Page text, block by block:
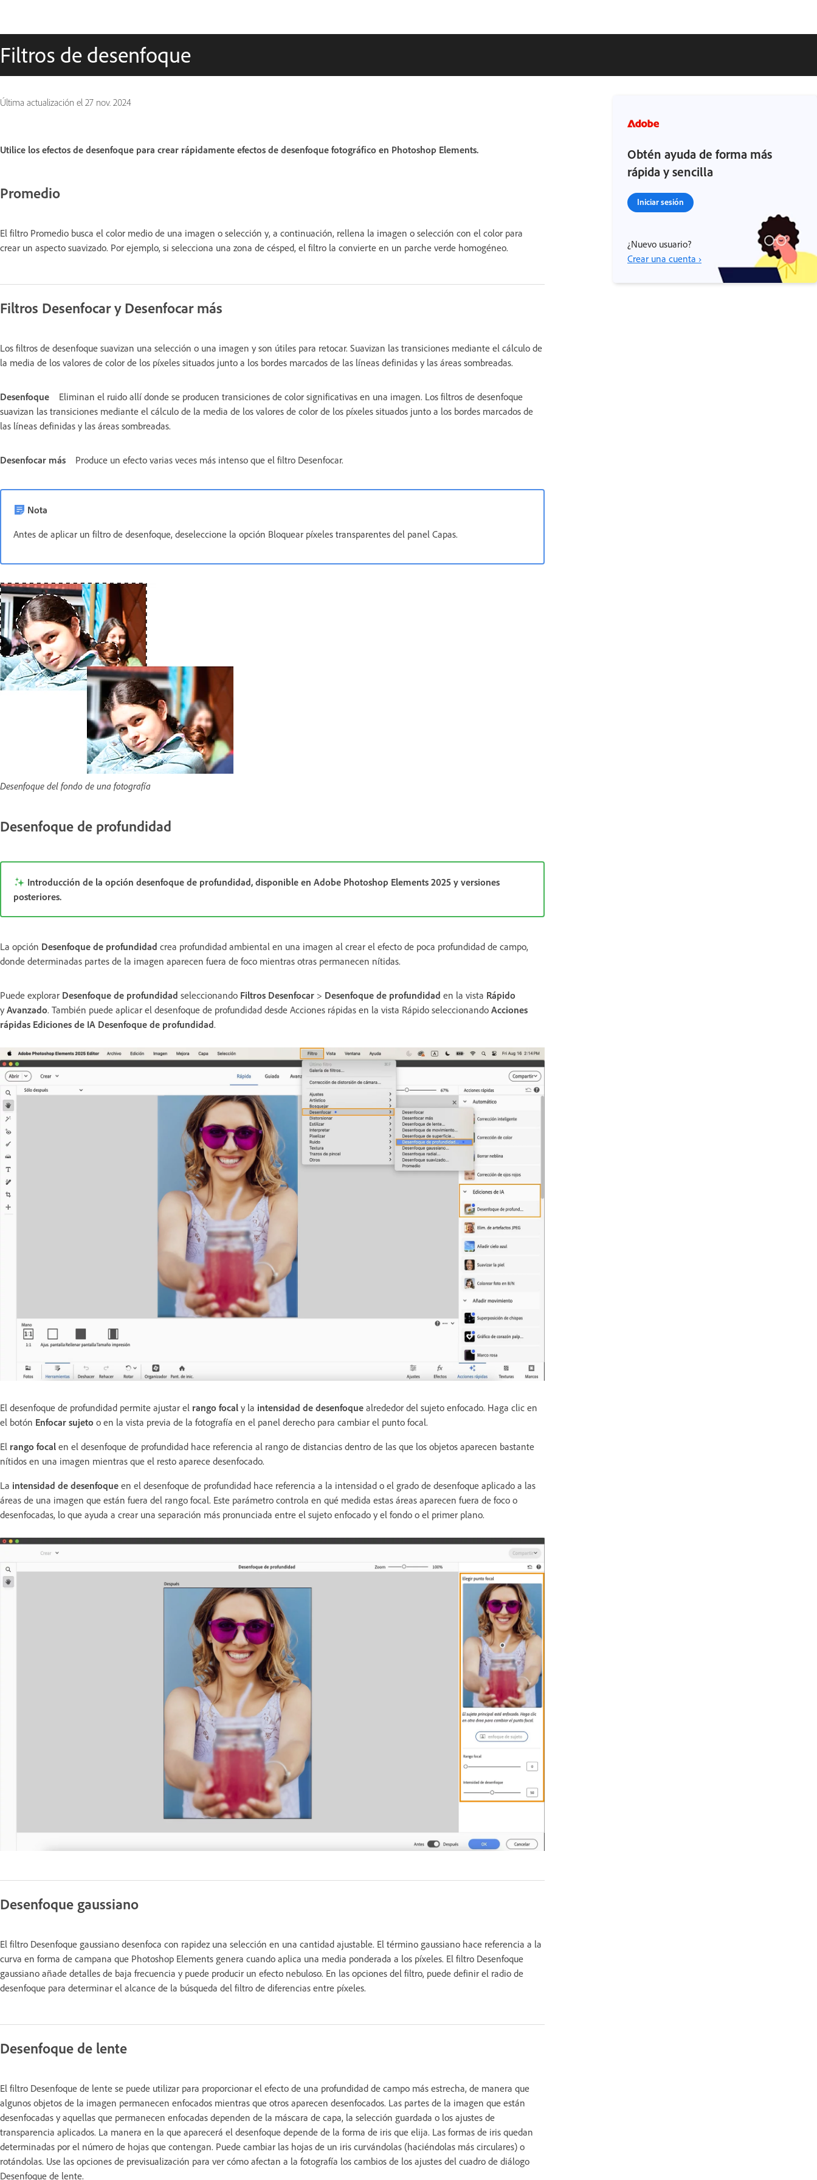
Filtros de desenfoque
Última actualización el 27 nov. 2024
Utilice los efectos de desenfoque para crear rápidamente efectos de desenfoque fotográfico en Photoshop Elements.
Promedio
El filtro Promedio busca el color medio de una imagen o selección y, a continuación, rellena la imagen o selección con el color para
crear un aspecto suavizado. Por ejemplo, si selecciona una zona de césped, el filtro la convierte en un parche verde homogéneo.
Filtros Desenfocar y Desenfocar más
Los filtros de desenfoque suavizan una selección o una imagen y son útiles para retocar. Suavizan las transiciones mediante el cálculo de
la media de los valores de color de los píxeles situados junto a los bordes marcados de las líneas definidas y las áreas sombreadas.
Desenfoque
Eliminan el ruido allí donde se producen transiciones de color significativas en una imagen. Los filtros de desenfoque
suavizan las transiciones mediante el cálculo de la media de los valores de color de los píxeles situados junto a los bordes marcados de
las líneas definidas y las áreas sombreadas.
Desenfocar más Produce un efecto varias veces más intenso que el filtro Desenfocar.
Nota
Antes de aplicar un filtro de desenfoque, deseleccione la opción Bloquear píxeles transparentes del panel Capas.
Desenfoque del fondo de una fotografía
Desenfoque de profundidad
Introducción de la opción desenfoque de profundidad, disponible en Adobe Photoshop Elements 2025 y versiones
posteriores.
La opción Desenfoque de profundidad crea profundidad ambiental en una imagen al crear el efecto de poca profundidad de campo,
donde determinadas partes de la imagen aparecen fuera de foco mientras otras permanecen nítidas.
Puede explorar Desenfoque de profundidad seleccionando Filtros Desenfocar > Desenfoque de profundidad en la vista Rápido
y Avanzado. También puede aplicar el desenfoque de profundidad desde Acciones rápidas en la vista Rápido seleccionando Acciones
rápidas Ediciones de IA Desenfoque de profundidad.
El desenfoque de profundidad permite ajustar el rango focal y la intensidad de desenfoque alrededor del sujeto enfocado. Haga clic en
el botón Enfocar sujeto o en la vista previa de la fotografía en el panel derecho para cambiar el punto focal.
El rango focal en el desenfoque de profundidad hace referencia al rango de distancias dentro de las que los objetos aparecen bastante
nítidos en una imagen mientras que el resto aparece desenfocado.
La intensidad de desenfoque en el desenfoque de profundidad hace referencia a la intensidad o el grado de desenfoque aplicado a las
áreas de una imagen que están fuera del rango focal. Este parámetro controla en qué medida estas áreas aparecen fuera de foco o
desenfocadas, lo que ayuda a crear una separación más pronunciada entre el sujeto enfocado y el fondo o el primer plano.
Desenfoque gaussiano
El filtro Desenfoque gaussiano desenfoca con rapidez una selección en una cantidad ajustable. El término gaussiano hace referencia a la
curva en forma de campana que Photoshop Elements genera cuando aplica una media ponderada a los píxeles. El filtro Desenfoque
gaussiano añade detalles de baja frecuencia y puede producir un efecto nebuloso. En las opciones del filtro, puede definir el radio de
desenfoque para determinar el alcance de la búsqueda del filtro de diferencias entre píxeles.
Desenfoque de lente
El filtro Desenfoque de lente se puede utilizar para proporcionar el efecto de una profundidad de campo más estrecha, de manera que
algunos objetos de la imagen permanecen enfocados mientras que otros aparecen desenfocados. Las partes de la imagen que están
desenfocadas y aquellas que permanecen enfocadas dependen de la máscara de capa, la selección guardada o los ajustes de
transparencia aplicados. La manera en la que aparecerá el desenfoque depende de la forma de iris que elija. Las formas de iris quedan
determinadas por el número de hojas que contengan. Puede cambiar las hojas de un iris curvándolas (haciéndolas más circulares) o
rotándolas. Use las opciones de previsualización para ver cómo afectan a la fotografía los cambios de los ajustes del cuadro de diálogo
Desenfoque de lente.
Obtén ayuda de forma más
rápida y sencilla
Iniciar sesión
¿Nuevo usuario?
Crear una cuenta ›